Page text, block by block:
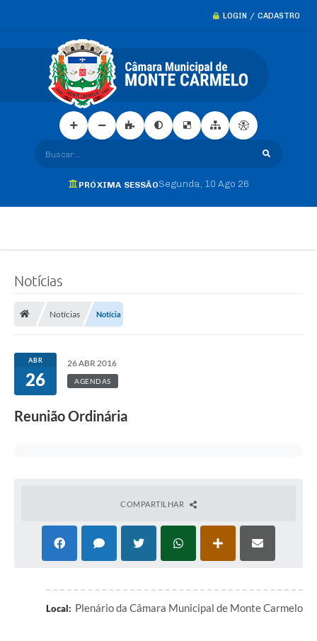
LOGIN / CADASTRO
Buscar...
PRÓXIMA SESSÃOSegunda 10 Ago 26
Notícias
Notícias Notícia
ABR
26
26 ABR 2016
AGENDAS
Reunião Ordinária
COMPARTILHAR
Local: Plenário da Câmara Municipal de Monte Carmelo